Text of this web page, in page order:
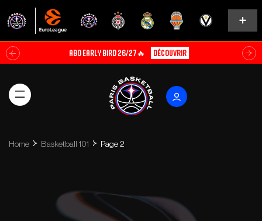
⛹️SUMMER TOUR 3×3 ⛹️‍♀️ Découvrir
Home Basketball 101 Page 2